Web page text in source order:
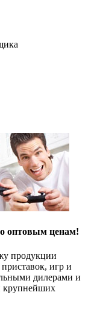
оптовым ценам!
продукции
игр и
дилерами и
крупнейших